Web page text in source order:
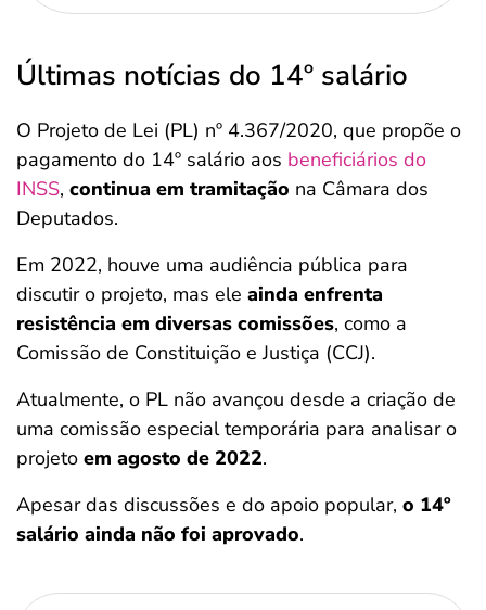
Últimas notícias do 14º salário
O Projeto de Lei (PL) nº 4.367/2020, que propõe o
pagamento do 14º salário aos beneficiários do
INSS, continua em tramitação na Câmara dos
Deputados.
Em 2022, houve uma audiência pública para
discutir o projeto, mas ele ainda enfrenta
resistência em diversas comissões, como a
Comissão de Constituição e Justiça (CCJ)​.
Atualmente, o PL não avançou desde a criação de
uma comissão especial temporária para analisar o
projeto em agosto de 2022.
Apesar das discussões e do apoio popular, o 14º
salário ainda não foi aprovado​.